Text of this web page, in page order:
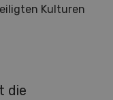
Kulturen
die